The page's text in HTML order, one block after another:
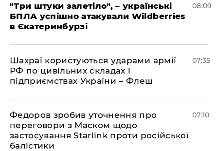
"Три штуки залетіло", – українські
БПЛА успішно атакували Wildberries
в Єкатеринбурзі
08:09
Шахраї користуються ударами армії
РФ по цивільних складах і
підприємствах України – Флеш
07:35
Федоров зробив уточнення про
переговори з Маском щодо
застосування Starlink проти російської
балістики
07:10